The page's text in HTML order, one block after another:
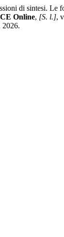
di sintesi. Le
Online, [S. l.],
2026.